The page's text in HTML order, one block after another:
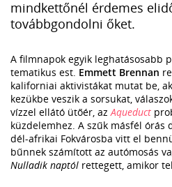
mindkettőnél érdemes
továbbgondolni őket.
A filmnapok egyik leghatásosabb
tematikus est. Emmett Brennan
kaliforniai aktivistákat mutat be,
kezükbe veszik a sorsukat,
vízzel ellátó ütőér, azAqueduct
küzdelemhez. A szűk másfél
dél-afrikai Fokvárosba vitt el
bűnnek számított az autómosás
Nulladik naptól rettegett, amikor